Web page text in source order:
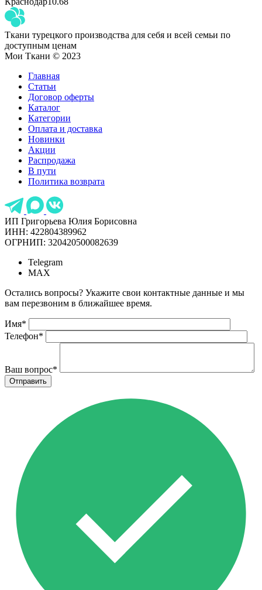
Ткани турецкого производства для себя и всей семьи по
доступным ценам
Мои Ткани © 2023
Главная
Статьи
Договор оферты
Каталог
Категории
Оплата и доставка
Новинки
Акции
Распродажа
В пути
Политика возврата
ИП Григорьева Юлия Борисовна
ИНН: 422804389962
ОГРНИП: 320420500082639
Telegram
MAX
Остались вопросы? Укажите свои контактные данные и мы
вам перезвоним в ближайшее время.
Имя*
Телефон*
Ваш вопрос*